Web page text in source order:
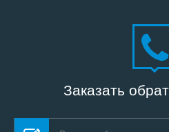
Заказать